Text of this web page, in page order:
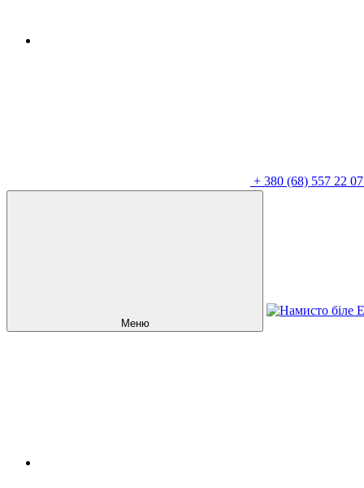
+ 380 (68) 557 22 07
Меню